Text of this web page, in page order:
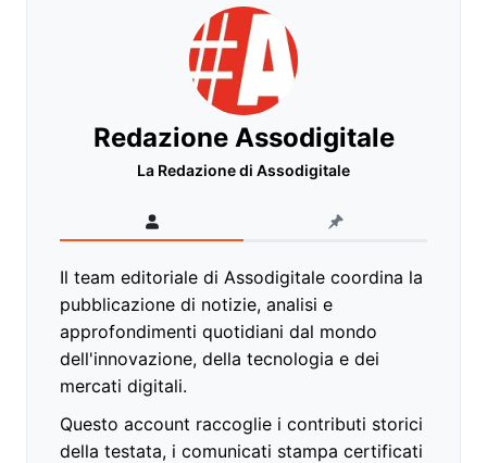
Redazione Assodigitale
La Redazione di Assodigitale
Il team editoriale di Assodigitale coordina la
pubblicazione di notizie, analisi e
approfondimenti quotidiani dal mondo
dell'innovazione, della tecnologia e dei
mercati digitali.
Questo account raccoglie i contributi storici
della testata, i comunicati stampa certificati